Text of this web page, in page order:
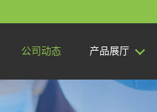
公司动态 产品展厅